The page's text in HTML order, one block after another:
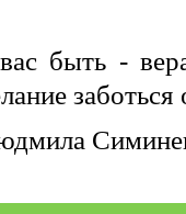
быть -
заботься